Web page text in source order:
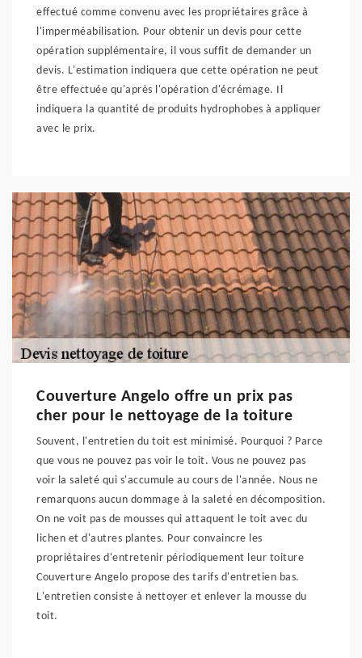
effectué comme convenu avec les propriétaires grâce à
l'imperméabilisation. Pour obtenir un devis pour cette
opération supplémentaire, il vous suffit de demander un
devis. L'estimation indiquera que cette opération ne peut
être effectuée qu'après l'opération d'écrémage. Il
indiquera la quantité de produits hydrophobes à appliquer
avec le prix.
Couverture Angelo offre un prix pas
cher pour le nettoyage de la toiture
Souvent, l'entretien du toit est minimisé. Pourquoi ? Parce
que vous ne pouvez pas voir le toit. Vous ne pouvez pas
voir la saleté qui s'accumule au cours de l'année. Nous ne
remarquons aucun dommage à la saleté en décomposition.
On ne voit pas de mousses qui attaquent le toit avec du
lichen et d'autres plantes. Pour convaincre les
propriétaires d'entretenir périodiquement leur toiture
Couverture Angelo propose des tarifs d'entretien bas.
L'entretien consiste à nettoyer et enlever la mousse du
toit.